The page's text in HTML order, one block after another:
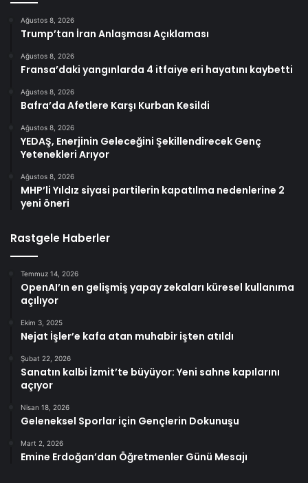
Ağustos 8, 2026
Trump’tan İran Anlaşması Açıklaması
Ağustos 8, 2026
Fransa’daki yangınlarda 4 itfaiye eri hayatını kaybetti
Ağustos 8, 2026
Bafra’da Afetlere Karşı Kurban Kesildi
Ağustos 8, 2026
YEDAŞ, Enerjinin Geleceğini Şekillendirecek Genç
Yetenekleri Arıyor
Ağustos 8, 2026
MHP’li Yıldız siyasi partilerin kapatılma nedenlerine 2
yeni öneri
Rastgele Haberler
Temmuz 14, 2026
OpenAI’ın en gelişmiş yapay zekaları küresel kullanıma
açılıyor
Ekim 3, 2025
Nejat İşler’e kafa atan muhabir işten atıldı
Şubat 22, 2026
Sanatın kalbi İzmit’te büyüyor: Yeni sahne kapılarını
açıyor
Nisan 18, 2026
Geleneksel Sporlar için Gençlerin Dokunuşu
Mart 2, 2026
Emine Erdoğan’dan Öğretmenler Günü Mesajı